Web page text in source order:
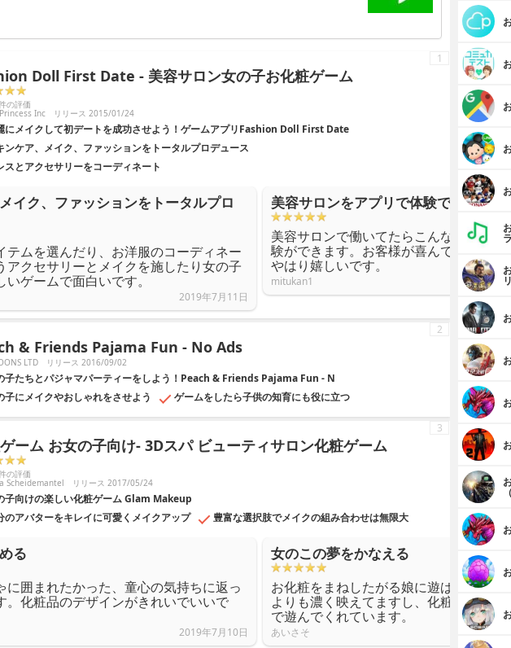
口まで行かなくても、アプリだけで実行できる事もあります。ですから日常生活に関わる手続き
たい時などは、アプリをダウンロードしておくと良いでしょう。
Doll First Date - 美容サロン女の子お化粧ゲーム
の評価
Inc リリース 2015/01/24
にメイクして初デートを成功させよう！ゲームアプリFashion Doll First Date
ンケア、メイク、ファッションをトータルプロデュース
スとアクセサリーをコーディネート
1
イク、ファッションをトータルプロ
テムを選んだり、お洋服のコーディネー
アクセサリーとメイクを施したり女の子
ゲームで面白いです。
2019年7月11日
美容サロンをアプリで体験できる。
美容サロンで働いてたらこんな感じなの
験ができます。お客様が喜んで綺麗にな
やはり嬉しいです。
mitukan1
& Friends Pajama Fun - No Ads
LTD リリース 2016/09/02
子たちとパジャマパーティーをしよう！Peach & Friends Pajama Fun - N
子にメイクやおしゃれをさせよう
ゲームをしたら子供の知育にも役に立つ
2
ーム お女の子向け- 3Dスパ ビューティサロン化粧ゲーム
の評価
Scheidemantel リリース 2017/05/24
子向けの楽しい化粧ゲーム Glam Makeup
のアバターをキレイに可愛くメイクアップ
豊富な選択肢でメイクの組み合わせは無限大
3
る
に囲まれたかった、童心の気持ちに返っ
。化粧品のデザインがきれいでいいで
2019年7月10日
女のこの夢をかなえる
お化粧をまねしたがる娘に遊ばせていま
よりも濃く映えてますし、化粧品の数も
で遊んでくれています。
あいさそ
リ